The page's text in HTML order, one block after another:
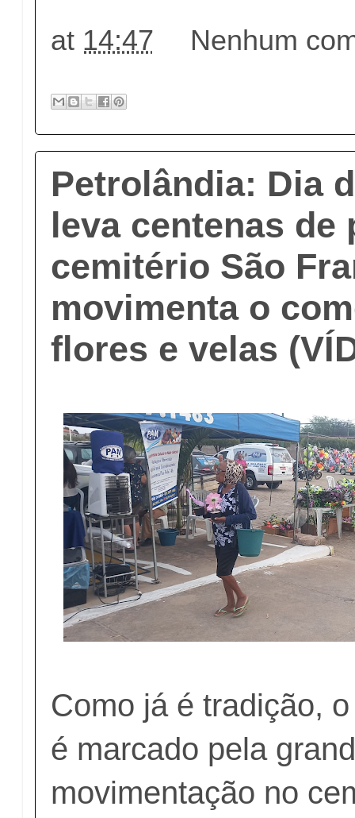
at 14:47 Nenhum
Petrolândia: Dia
leva centenas de
cemitério São
movimenta o
flores e velas
Como já é tradição,
é marcado pela
movimentação no